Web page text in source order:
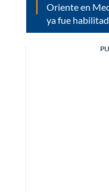
Oriente en
ya fue